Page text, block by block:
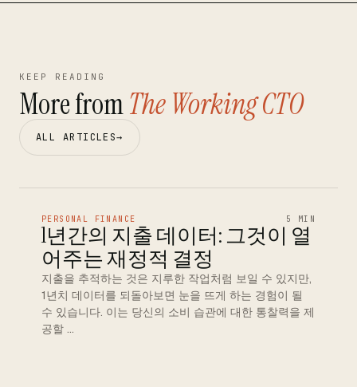
KEEP READING
More fromThe Working CTO
ALL ARTICLES→
PERSONAL FINANCE 5 MIN
1년간의 지출 데이터: 그것이 열
어주는 재정적 결정
지출을 추적하는 것은 지루한 작업처럼 보일 수 있지만,
1년치 데이터를 되돌아보면 눈을 뜨게 하는 경험이 될
수 있습니다. 이는 당신의 소비 습관에 대한 통찰력을 제
공할 …